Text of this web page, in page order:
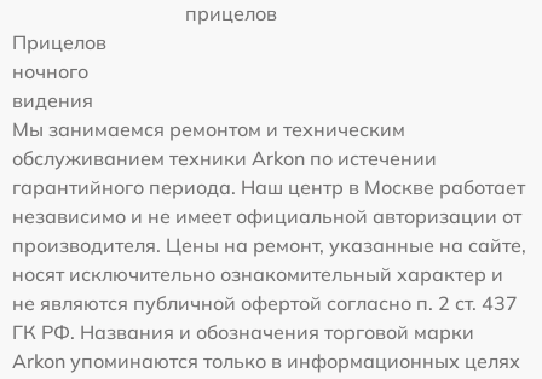
прицелов
Прицелов
ночного
видения
Мы занимаемся ремонтом и техническим
обслуживанием техники Arkon по истечении
гарантийного периода. Наш центр в Москве работает
независимо и не имеет официальной авторизации от
производителя. Цены на ремонт, указанные на сайте,
носят исключительно ознакомительный характер и
не являются публичной офертой согласно п. 2 ст. 437
ГК РФ. Названия и обозначения торговой марки
Arkon упоминаются только в информационных целях